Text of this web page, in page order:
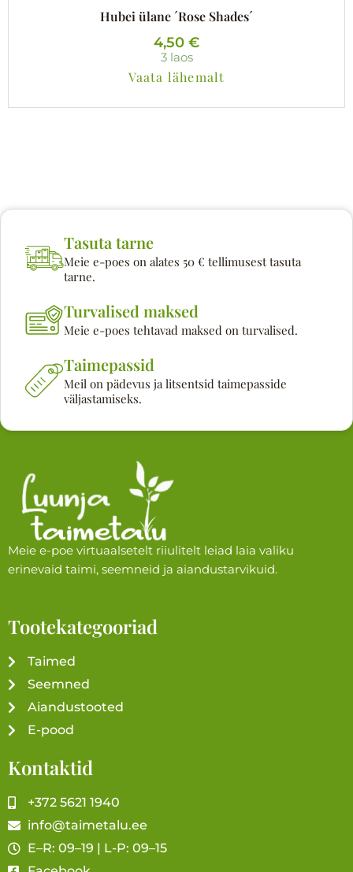
Hubei ülane ´Rose Shades´
4,50 €
3 laos
Vaata lähemalt
Tasuta tarne
Meie e-poes on alates 50 € tellimusest tasuta
tarne.
Turvalised maksed
Meie e-poes tehtavad maksed on turvalised.
Taimepassid
Meil on pädevus ja litsentsid taimepasside
väljastamiseks.
Meie e-poe virtuaalsetelt riiulitelt leiad laia valiku
erinevaid taimi, seemneid ja aiandustarvikuid.
Tootekategooriad
Taimed
Seemned
Aiandustooted
E-pood
Kontaktid
+372 5621 1940
info@taimetalu.ee
E–R: 09–19 | L-P: 09–15